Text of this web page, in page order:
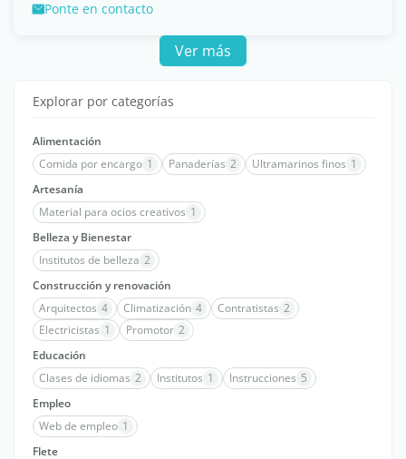
Ponte en contacto
Ver más
Explorar por categorías
Alimentación
Comida por encargo 1 Panaderías 2 Ultramarinos finos 1
Artesanía
Material para ocios creativos 1
Belleza y Bienestar
Institutos de belleza 2
Construcción y renovación
Arquitectos 4 Climatización 4 Contratistas 2
Electricistas 1 Promotor 2
Educación
Clases de idiomas 2 Institutos 1 Instrucciones 5
Empleo
Web de empleo 1
Flete